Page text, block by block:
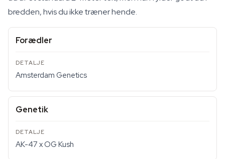
bredden, hvis du ikke træner hende.
Forædler
Amsterdam Genetics
Genetik
AK-47 x OG Kush